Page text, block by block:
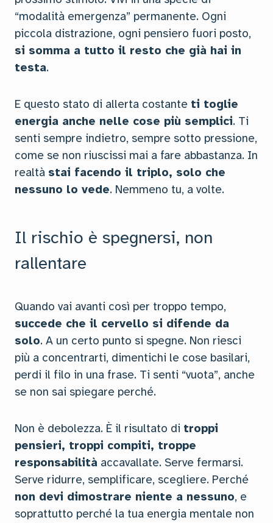
“modalità emergenza” permanente. Ogni
piccola distrazione, ogni pensiero fuori posto,
si somma a tutto il resto che già hai in
testa.
E questo stato di allerta costante ti toglie
energia anche nelle cose più semplici. Ti
senti sempre indietro, sempre sotto pressione,
come se non riuscissi mai a fare abbastanza. In
realtà stai facendo il triplo, solo che
nessuno lo vede. Nemmeno tu, a volte.
Il rischio è spegnersi, non
rallentare
Quando vai avanti così per troppo tempo,
succede che il cervello si difende da
solo. A un certo punto si spegne. Non riesci
più a concentrarti, dimentichi le cose basilari,
perdi il filo in una frase. Ti senti “vuota”, anche
se non sai spiegare perché.
Non è debolezza. È il risultato di troppi
pensieri, troppi compiti, troppe
responsabilità accavallate. Serve fermarsi.
Serve ridurre, semplificare, scegliere. Perché
non devi dimostrare niente a nessuno, e
soprattutto perché la tua energia mentale non